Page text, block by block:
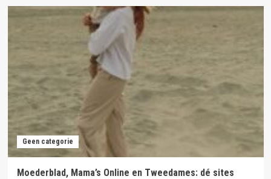
Mama’s
Slimme
Bespaartrucs:
Ruimte
Geen categorie
Moederblad, Mama’s Online en Tweedames: dé sites